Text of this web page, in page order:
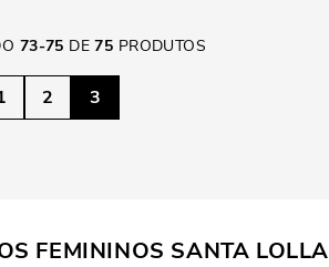
73-75 DE75 PRODUTOS
2 3
FEMININOS SANTA LOLLA